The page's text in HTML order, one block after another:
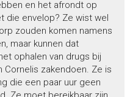
en het afrondt op
die envelop? Ze wist wel
zouden komen namens
maar kunnen dat
ophalen van drugs bij
Cornelis zakendoen. Ze is
die een paar uur geen